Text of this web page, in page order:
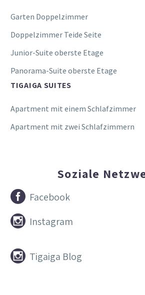
Garten Doppelzimmer
Doppelzimmer Teide Seite
Junior-Suite oberste Etage
Panorama-Suite oberste Etage
TIGAIGA SUITES
Apartment mit einem Schlafzimmer
Apartment mit zwei Schlafzimmern
Soziale

 Facebook

 Instagram

 Tigaiga Blog